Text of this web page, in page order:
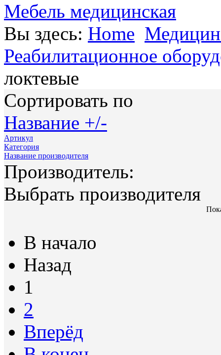
Мебель медицинская
Вы здесь: Home
Реабилитационное
локтевые
Сортировать по
Название +/-
Артикул
Категория
Название производителя
Производитель:
Выбрать производителя
В начало
Назад
1
2
Вперёд